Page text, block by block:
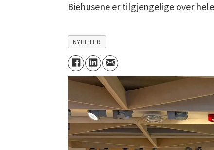
Biehusene er tilgjengelige over
NYHETER